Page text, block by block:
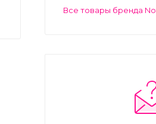
Все товары бренда